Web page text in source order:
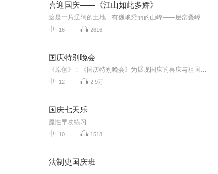
喜迎国庆——《江山如此多娇》
16 2616
国庆特别晚会
12 2.9万
国庆七天乐
魔性早功练习
10 1518
法制史国庆班